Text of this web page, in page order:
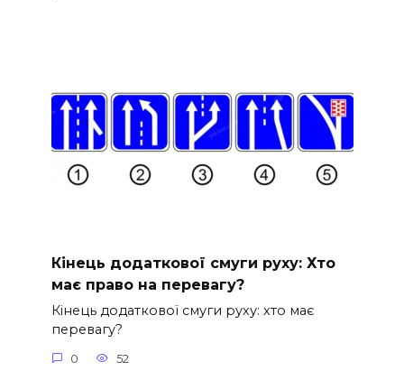
Кінець додаткової смуги руху: Хто
має право на перевагу?
Кінець додаткової смуги руху: хто має
перевагу?
0 52